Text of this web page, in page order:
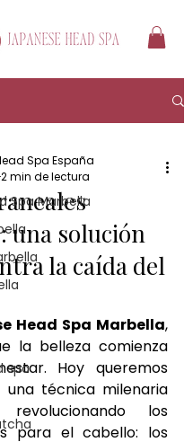
Spa Marbella
spa
una solución
la caída del
Spa España
2 min de lectura
Head Spa Marbella,
la belleza comienza
Hoy queremos
técnica milenaria
los